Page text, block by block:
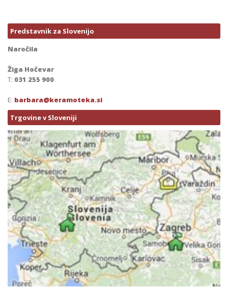
Predstavnik za Slovenijo
Naročila
Žiga Hočevar
T: 031 255 900
E: barbara@keramoteka.si
Trgovine v Sloveniji